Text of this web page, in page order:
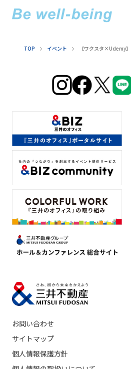
TOP イベント 【ワクスタ×Udemy
お問い合わせ
サイトマップ
個人情報保護方針